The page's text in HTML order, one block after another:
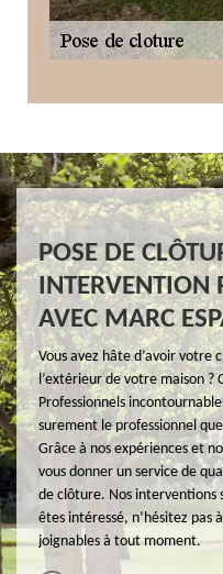
POSE DE
INTERVENTION
AVEC MARC
Vous avez hâte d’avoir
l’extérieur de votre maison ?
Professionnels
surement le professionnel
Grâce à nos expériences et
vous donner un service de
de clôture. Nos interventions
êtes intéressé, n’hésitez pas
joignables à tout moment.